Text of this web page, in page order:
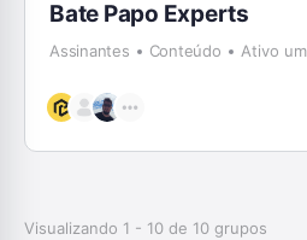
Bate Papo Experts
Assinantes Conteúdo Ativo
Visualizando 1 - 10 de 10 grupos